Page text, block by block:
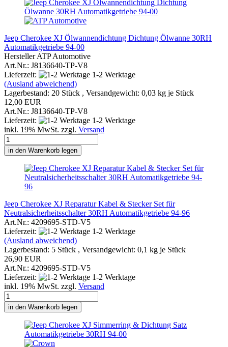
Jeep Cherokee XJ Ölwannendichtung Dichtung Ölwanne 30RH
Automatikgetriebe 94-00
Hersteller ATP Automotive
Art.Nr.: J8136640-TP-V8
Lieferzeit:
1-2 Werktage
(Ausland abweichend)
Lagerbestand: 20 Stück , Versandgewicht: 0,03 kg je Stück
12,00 EUR
Art.Nr.: J8136640-TP-V8
Lieferzeit:
1-2 Werktage
inkl. 19% MwSt. zzgl. Versand
in den Warenkorb legen
Jeep Cherokee XJ Reparatur Kabel & Stecker Set für
Neutralsicherheitsschalter 30RH Automatikgetriebe 94-96
Art.Nr.: 4209695-STD-V5
Lieferzeit:
1-2 Werktage
(Ausland abweichend)
Lagerbestand: 5 Stück , Versandgewicht: 0,1 kg je Stück
26,90 EUR
Art.Nr.: 4209695-STD-V5
Lieferzeit:
1-2 Werktage
inkl. 19% MwSt. zzgl. Versand
in den Warenkorb legen